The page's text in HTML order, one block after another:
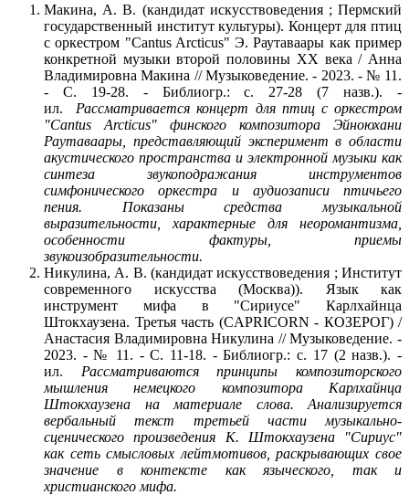
Макина, А. В. (кандидат искусствоведения ; Пермский
государственный институт культуры). Концерт для птиц
с оркестром "Cantus Arcticus" Э. Раутаваары как пример
конкретной музыки второй половины ХХ века / Анна
Владимировна Макина // Музыковедение. - 2023. - № 11.
- С. 19-28. - Библиогр.: с. 27-28 (7 назв.). -
ил.
Рассматривается концерт для птиц с оркестром
"Cantus Arcticus" финского композитора Эйноюхани
Раутаваары, представляющий эксперимент в области
акустического пространства и электронной музыки как
синтеза звукоподражания инструментов
симфонического оркестра и аудиозаписи птичьего
пения. Показаны средства музыкальной
выразительности, характерные для неоромантизма,
особенности фактуры, приемы
звукоизобразительности.
Никулина, А. В. (кандидат искусствоведения ; Институт
современного искусства (Москва)). Язык как
инструмент мифа в "Сириусе" Карлхайнца
Штокхаузена. Третья часть (CAPRICORN - КОЗЕРОГ) /
Анастасия Владимировна Никулина // Музыковедение. -
2023. - № 11. - С. 11-18. - Библиогр.: с. 17 (2 назв.). -
ил. Рассматриваются принципы композиторского
мышления немецкого композитора Карлхайнца
Штокхаузена на материале слова. Анализируется
вербальный текст третьей части музыкально-
сценического произведения К. Штокхаузена "Сириус"
как сеть смысловых лейтмотивов, раскрывающих свое
значение в контексте как языческого, так и
христианского мифа.